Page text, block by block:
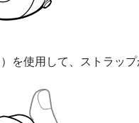
）を使用して、ストラッ